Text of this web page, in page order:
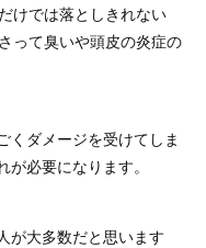
けでは落としきれない
って臭いや頭皮の炎症の
くダメージを受けてしま
必要になります。
が大多数だと思います